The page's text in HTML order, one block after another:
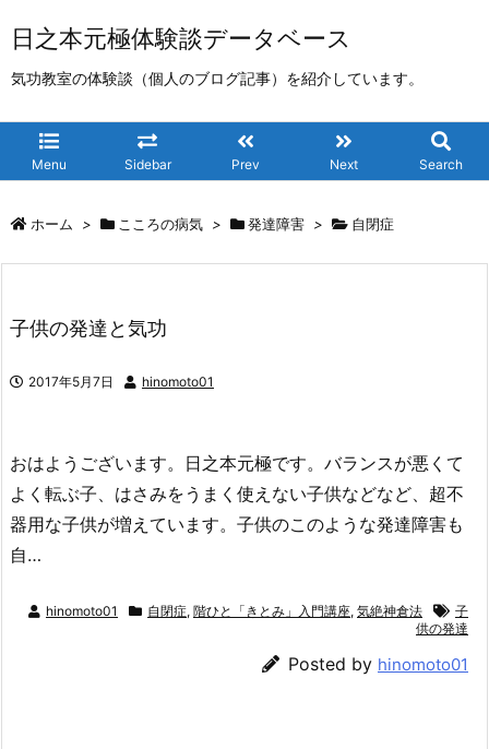
日之本元極体験談データベース
気功教室の体験談（個人のブログ記事）を紹介しています。
Menu Sidebar Prev Next Search
ホーム > こころの病気 > 発達障害 > 自閉症
子供の発達と気功
2017年5月7日 hinomoto01
おはようございます。日之本元極です。バランスが悪くて
よく転ぶ子、はさみをうまく使えない子供などなど、超不
器用な子供が増えています。子供のこのような発達障害も
自…
hinomoto01 自閉症, 階ひと「きとみ」入門講座, 気絶神倉法
子
供の発達
Posted by hinomoto01